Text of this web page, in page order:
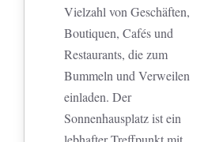
Vielzahl von Geschäften,
Boutiquen, Cafés und
Restaurants, die zum
Bummeln und Verweilen
einladen. Der
Sonnenhausplatz ist ein